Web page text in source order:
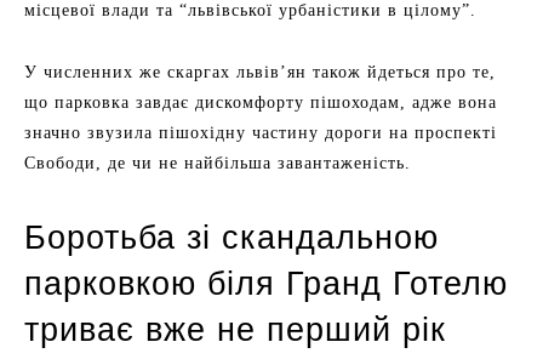
місцевої влади та “львівської урбаністики в цілому”.
У численних же скаргах львів’ян також йдеться про те,
що парковка завдає дискомфорту пішоходам, адже вона
значно звузила пішохідну частину дороги на проспекті
Свободи, де чи не найбільша завантаженість.
Боротьба зі скандальною
парковкою біля Гранд Готелю
триває вже не перший рік